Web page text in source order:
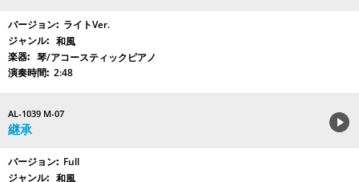
ライトVer.
和風
琴/アコースティックピアノ
2:48
AL-1039 M-07
継承
Full
和風